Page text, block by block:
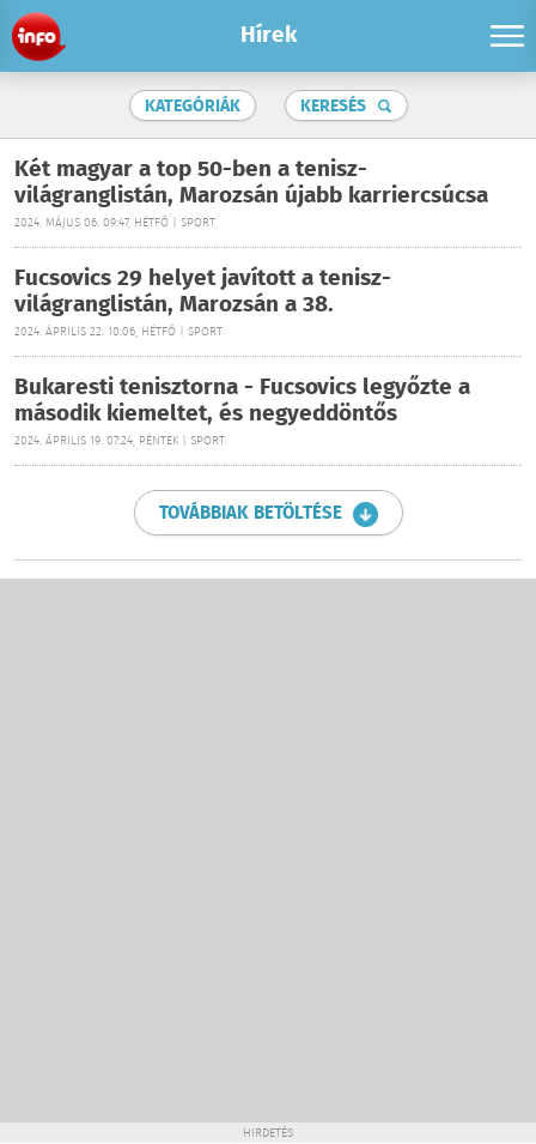
Hírek
KATEGÓRIÁK KERESÉS
Két magyar a top 50-ben a tenisz-
világranglistán, Marozsán újabb karriercsúcsa
2024. MÁJUS 06. 09:47, HÉTFŐ | SPORT
Fucsovics 29 helyet javított a tenisz-
világranglistán, Marozsán a 38.
2024. ÁPRILIS 22. 10:06, HÉTFŐ | SPORT
Bukaresti tenisztorna - Fucsovics legyőzte a
második kiemeltet, és negyeddöntős
2024. ÁPRILIS 19. 07:24, PÉNTEK | SPORT
TOVÁBBIAK BETÖLTÉSE
HIRDETÉS